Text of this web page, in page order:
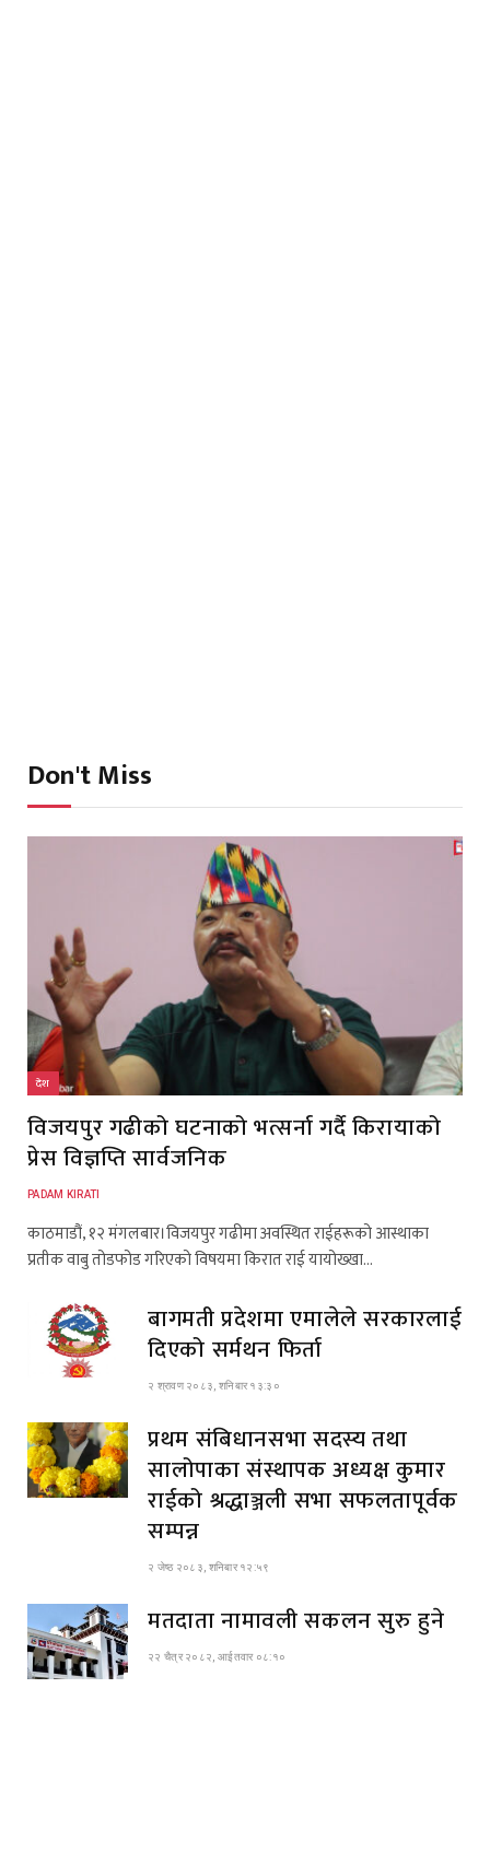
Don't Miss
देश
विजयपुर गढीको घटनाको भत्सर्ना गर्दै किरायाको
प्रेस विज्ञप्ति सार्वजनिक
PADAM KIRATI
काठमाडौं, १२ मंगलबार।विजयपुर गढीमा अवस्थित राईहरूको आस्थाका
प्रतीक वाबु तोडफोड गरिएको विषयमा किरात राई यायोख्खा…
बागमती प्रदेशमा एमालेले सरकारलाई
दिएको सर्मथन फिर्ता
२ श्रावण २०८३, शनिबार १३:३०
प्रथम संबिधानसभा सदस्य तथा
सालोपाका संस्थापक अध्यक्ष कुमार
राईको श्रद्धाञ्जली सभा सफलतापूर्वक
सम्पन्न
२ जेष्ठ २०८३, शनिबार १२:५९
मतदाता नामावली सकलन सुरु हुने
२२ चैत्र २०८२, आईतवार ०८:१०